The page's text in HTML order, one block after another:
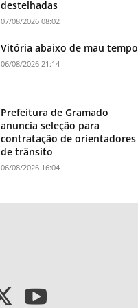
destelhadas
07/08/2026 08:02
Vitória abaixo de mau tempo
06/08/2026 21:14
Prefeitura de Gramado
anuncia seleção para
contratação de orientadores
de trânsito
06/08/2026 16:04